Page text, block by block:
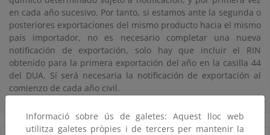
en cada año sucesivo. Por tanto, si estamos ante la segunda o
posteriores exportaciones del mismo producto hacia el mismo
país importador, no es necesario completar una nueva
notificación de exportación, solo hay que incluir el RIN
obtenido para la primera exportación del año en la casilla 44
del DUA. Sí será necesaria la notificación de exportación al
comienzo de cada año civil.
Informació sobre ús de galetes: Aquest lloc web
utilitza galetes pròpies i de tercers per mantenir la